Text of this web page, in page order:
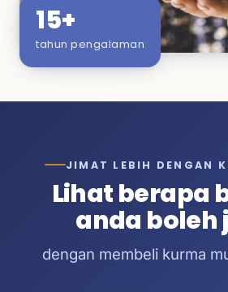
15+
tahun pengalaman
JIMAT LEBIH DENGAN
Lihat berapa
anda boleh
dengan membeli kurma